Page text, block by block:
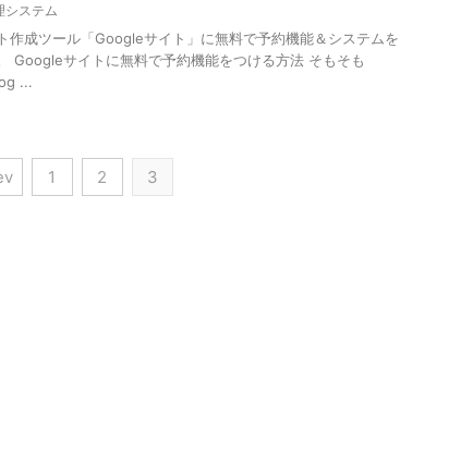
システム
作成ツール「Googleサイト」に無料で予約機能＆システムを
Googleサイトに無料で予約機能をつける方法 そもそも
...
1 2 3